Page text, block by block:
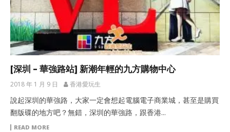
[深圳 – 華強路站] 新潮年輕的九方購物中心
2018 年 1 月 9 日 香港愛玩生
說起深圳的華強路，大家一定會想起電腦電子商業城，甚至是購買
翻版碟的地方吧？無錯，深圳的華強路，跟香港...
READ MORE